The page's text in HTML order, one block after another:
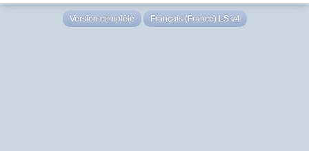
Version complète Français (France) LS v4